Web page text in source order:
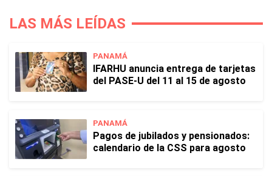
LAS MÁS LEÍDAS
PANAMÁ
IFARHU anuncia entrega de tarjetas
del PASE-U del 11 al 15 de agosto
PANAMÁ
Pagos de jubilados y pensionados:
calendario de la CSS para agosto